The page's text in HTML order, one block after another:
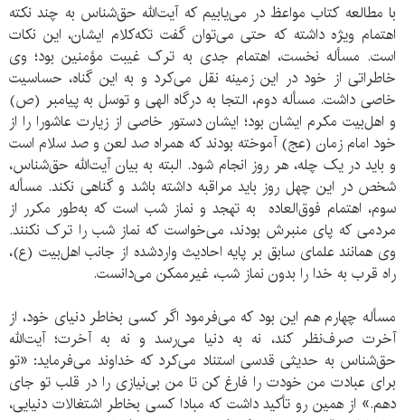
با مطالعه کتاب مواعظ در می‌یابیم که آیت‌الله حق‌شناس به چند نکته
اهتمام ویژه داشته که حتی می‌توان گفت تکه‌کلام ایشان، این نکات
است. مسأله نخست، اهتمام جدی به ترک غیبت مؤمنین بود؛ وی
خاطراتی از خود در این زمینه نقل می‌کرد و به این گناه، حساسیت
خاصی داشت. مسأله دوم، التجا به درگاه الهی و توسل به پیامبر (ص)
و اهل‌بیت مکرم ایشان بود؛ ایشان دستور خاصی از زیارت عاشورا را از
خود امام زمان (عج) آموخته بودند که همراه صد لعن و صد سلام است
و باید در یک چله، هر روز انجام شود. البته به بیان آیت‌الله حق‌شناس،
شخص در این چهل روز باید مراقبه داشته باشد و گناهی نکند. مسأله
سوم، اهتمام فوق‌العاده به تهجد و نماز شب است که به‌طور مکرر از
مردمی که پای منبرش بودند، می‌خواست که نماز شب را ترک نکنند.
وی همانند علمای سابق بر پایه احادیث واردشده از جانب اهل‌بیت (ع)،
راه قرب به خدا را بدون نماز شب، غیرممکن می‌دانست.
مسأله چهارم هم این بود که می‌فرمود اگر کسی بخاطر دنیای خود، از
آخرت صرف‌نظر کند، نه به دنیا می‌رسد و نه به آخرت؛ آیت‌الله
حق‌شناس به حدیثی قدسی استناد می‌کرد که خداوند می‌فرماید: «تو
برای عبادت من خودت را فارغ کن تا من بی‌نیازی را در قلب تو جای
دهم.» از همین رو تأکید داشت که مبادا کسی بخاطر اشتغالات دنیایی،